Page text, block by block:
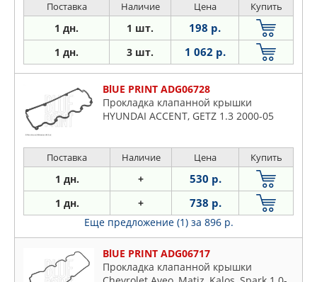
Поставка Наличие Цена Купить
1 дн. 1 шт. 198 р.
1 дн. 3 шт. 1 062 р.
BlUE PRINT ADG06728
Прокладка клапанной крышки
HYUNDAI ACCENT, GETZ 1.3 2000-05
Поставка Наличие Цена Купить
1 дн. + 530 р.
1 дн. + 738 р.
Еще предложение (1) за 896 р.
BlUE PRINT ADG06717
Прокладка клапанной крышки